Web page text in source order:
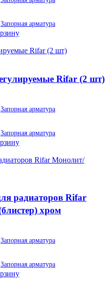
Запорная арматура
Rifar (2 шт)
Запорная арматура
Запорная арматура
радиаторов Rifar
хром
Запорная арматура
Запорная арматура